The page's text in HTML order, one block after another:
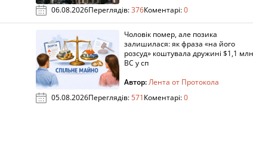
06.08.2026Переглядів:376Коментарі:0
Чоловік помер, але позика
залишилася: як фраза «на його
розсуд» коштувала дружині $1,1
ВС у сп
Автор:Лента от Протокола
05.08.2026Переглядів:571Коментарі:0